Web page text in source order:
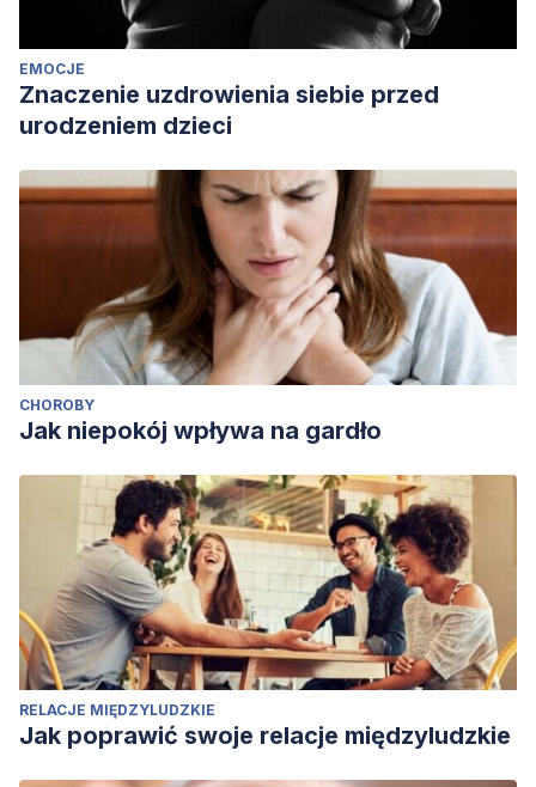
EMOCJE
Znaczenie uzdrowienia siebie przed
urodzeniem dzieci
CHOROBY
Jak niepokój wpływa na gardło
RELACJE MIĘDZYLUDZKIE
Jak poprawić swoje relacje międzyludzkie